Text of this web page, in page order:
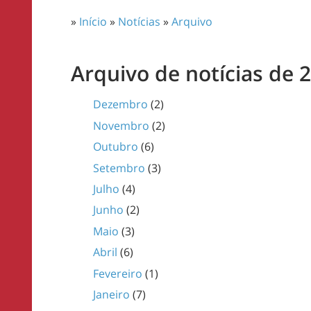
» Início » Notícias »Arquivo
Arquivo de notícias de
Dezembro (2)
Novembro (2)
Outubro (6)
Setembro (3)
Julho (4)
Junho (2)
Maio (3)
Abril (6)
Fevereiro (1)
Janeiro (7)